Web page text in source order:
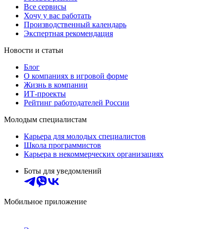
Все сервисы
Хочу у вас работать
Производственный календарь
Экспертная рекомендация
Новости и статьи
Блог
О компаниях в игровой форме
Жизнь в компании
ИТ-проекты
Рейтинг работодателей России
Молодым специалистам
Карьера для молодых специалистов
Школа программистов
Карьера в некоммерческих организациях
Боты для уведомлений
Мобильное приложение